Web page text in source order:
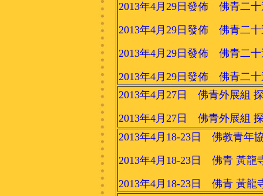
2013年4月29日發佈 佛青二
2013年4月29日發佈 佛青二
2013年4月29日發佈 佛青二
2013年4月29日發佈 佛青二
2013年4月27日 佛青外展組
2013年4月27日 佛青外展組
2013年4月18-23日 佛教青年
2013年4月18-23日 佛青 黃龍
2013年4月18-23日 佛青 黃龍